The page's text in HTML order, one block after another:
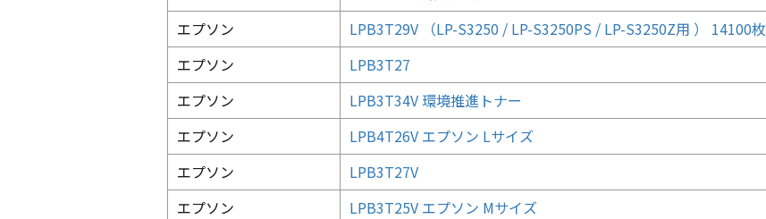
エプソン
LPB3T29V （LP-S3250 / LP-S3250PS / LP-S3250Z用 ） 14100枚
エプソン
LPB3T27
エプソン
LPB3T34V 環境推進トナー
エプソン
LPB4T26V エプソン Lサイズ
エプソン
LPB3T27V
エプソン
LPB3T25V エプソン Mサイズ